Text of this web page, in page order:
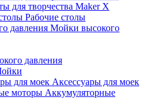
для творчества Maker X
Рабочие столы
Мойки высокого
давления
Аксессуары для моек
Аккумуляторные